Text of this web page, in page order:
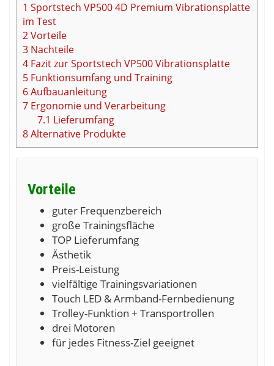
1 Sportstech VP500 4D Premium Vibrationsplatte
im Test
2Vorteile
3 Nachteile
4 Fazit zur Sportstech VP500 Vibrationsplatte
5 Funktionsumfang und Training
6Aufbauanleitung
7 Ergonomie und Verarbeitung
7.1 Lieferumfang
8Alternative Produkte
Vorteile
guter Frequenzbereich
große Trainingsfläche
TOP Lieferumfang
Ästhetik
Preis-Leistung
vielfältige Trainingsvariationen
Touch LED & Armband-Fernbedienung
Trolley-Funktion + Transportrollen
drei Motoren
für jedes Fitness-Ziel geeignet